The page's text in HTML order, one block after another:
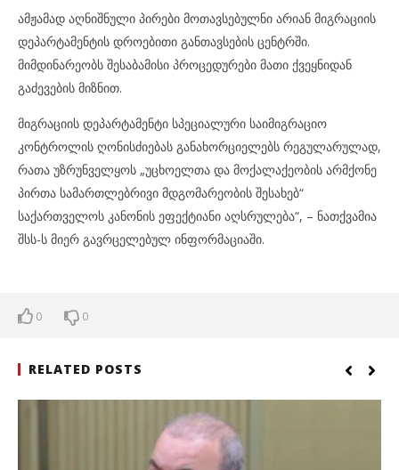
ამჟამად აღნიშნული პირები მოთავსებულნი არიან მიგრაციის
დეპარტამენტის დროებითი განთავსების ცენტრში.
მიმდინარეობს შესაბამისი პროცედურები მათი ქვეყნიდან
გაძევების მიზნით.
მიგრაციის დეპარტამენტი სპეციალური საიმიგრაციო
კონტროლის ღონისძიებას განახორციელებს რეგულარულად,
რათა უზრუნველყოს „უცხოელთა და მოქალაქეობის არმქონე
პირთა სამართლებრივი მდგომარეობის შესახებ“
საქართველოს კანონის ეფექტიანი აღსრულება“, – ნათქვამია
შსს-ს მიერ გავრცელებულ ინფორმაციაში.
0 0
RELATED POSTS